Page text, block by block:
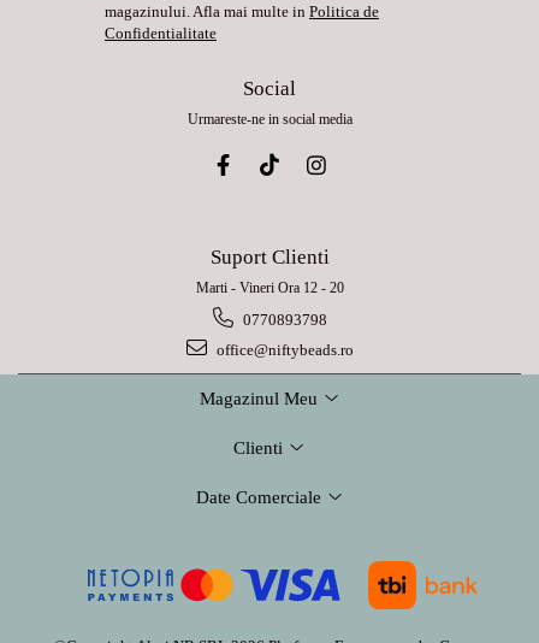
magazinului. Afla mai multe in Politica de
Confidentialitate
Social
Urmareste-ne in social media
Suport Clienti
Marti - Vineri Ora 12 - 20
0770893798
office@niftybeads.ro
Magazinul Meu
Clienti
Date Comerciale